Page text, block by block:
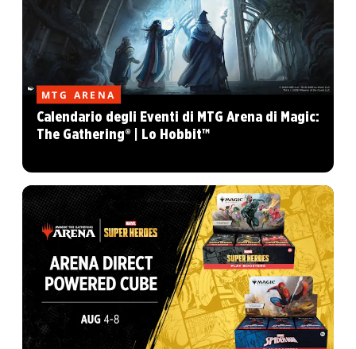
MTG ARENA
Calendario degli Eventi di MTG Arena di Magic:
The Gathering® | Lo Hobbit™